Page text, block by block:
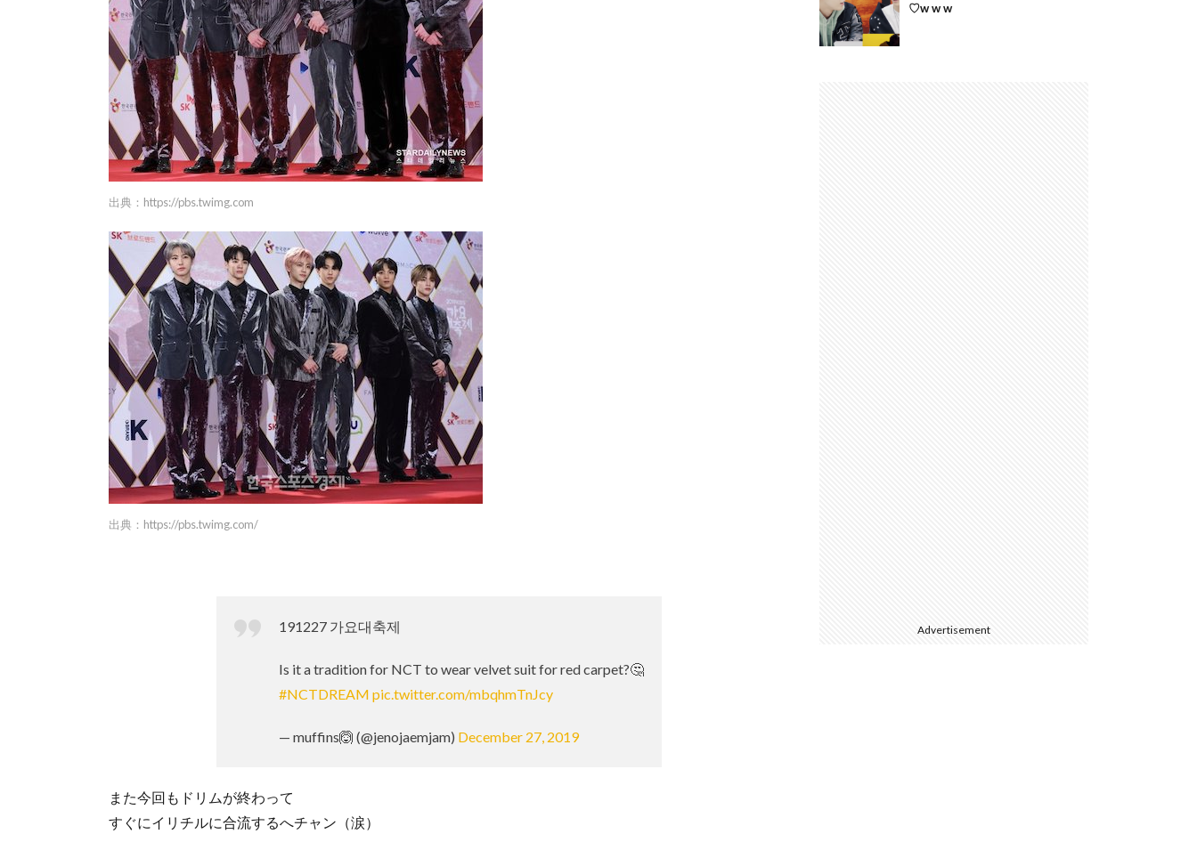
出典： https://pbs.twimg.com
出典： https://pbs.twimg.com/
191227 가요대축제
Is it a tradition for NCT to wear velvet suit for red carpet?🤔
#NCTDREAM pic.twitter.com/mbqhmTnJcy
— muffins🙆 (@jenojaemjam) December 27, 2019
また今回もドリムが終わって
すぐにイリチルに合流するへチャン（涙）
♡w w w
Advertisement